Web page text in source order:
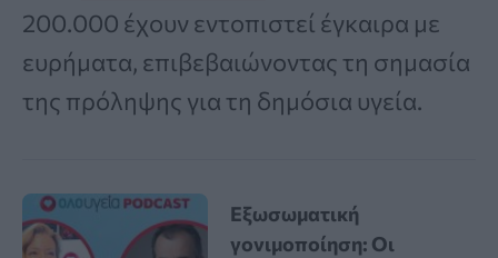
200.000 έχουν εντοπιστεί έγκαιρα με
ευρήματα, επιβεβαιώνοντας τη σημασία
της πρόληψης για τη δημόσια υγεία.
Εξωσωματική
γονιμοποίηση: Οι